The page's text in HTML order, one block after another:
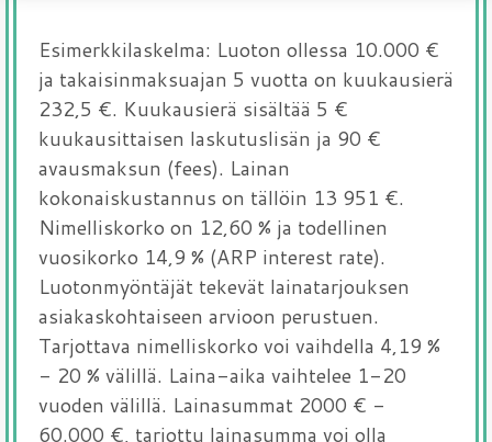
Esimerkkilaskelma: Luoton ollessa 10.000 €
ja takaisinmaksuajan 5 vuotta on kuukausierä
232,5 €. Kuukausierä sisältää 5 €
kuukausittaisen laskutuslisän ja 90 €
avausmaksun (fees). Lainan
kokonaiskustannus on tällöin 13 951 €.
Nimelliskorko on 12,60 % ja todellinen
vuosikorko 14,9 % (ARP interest rate).
Luotonmyöntäjät tekevät lainatarjouksen
asiakaskohtaiseen arvioon perustuen.
Tarjottava nimelliskorko voi vaihdella 4,19 %
- 20 % välillä. Laina-aika vaihtelee 1-20
vuoden välillä. Lainasummat 2000 € -
60.000 €, tarjottu lainasumma voi olla